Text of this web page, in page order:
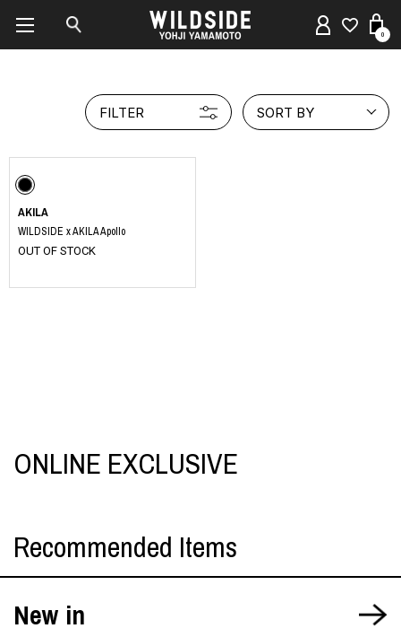
0
FILTER SORT BY
AKILA
WILDSIDE x AKILA Apollo
OUT OF STOCK
ONLINE EXCLUSIVE
Recommended Items
New in